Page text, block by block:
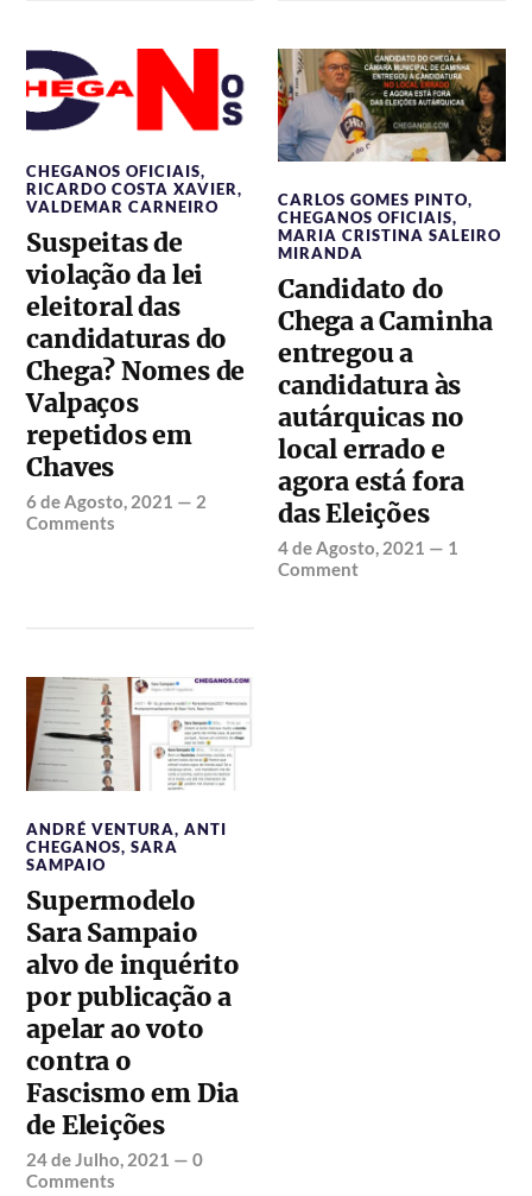
CHEGANOS OFICIAIS,
RICARDO COSTA XAVIER,
VALDEMAR CARNEIRO
Suspeitas de
violação da lei
eleitoral das
candidaturas do
Chega? Nomes de
Valpaços
repetidos em
Chaves
6 de Agosto, 2021 — 2
Comments
CARLOS GOMES PINTO,
CHEGANOS OFICIAIS,
MARIA CRISTINA SALEIRO
MIRANDA
Candidato do
Chega a Caminha
entregou a
candidatura às
autárquicas no
local errado e
agora está fora
das Eleições
4 de Agosto, 2021 — 1
Comment
ANDRÉ VENTURA,ANTI
CHEGANOS,SARA
SAMPAIO
Supermodelo
Sara Sampaio
alvo de inquérito
por publicação a
apelar ao voto
contra o
Fascismo em Dia
de Eleições
24 de Julho, 2021 —0
Comments